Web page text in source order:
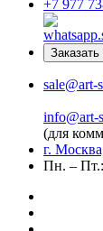
+7 977
Заказать
sale@art-
info@art-
(для
г.
Пн. –